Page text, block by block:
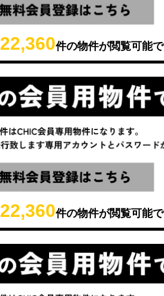
22,360件の物件が閲覧可能で
22,360件の物件が閲覧可能で